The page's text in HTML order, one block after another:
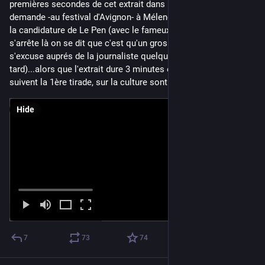
premières secondes de cet extrait dans lequel un journaliste
demande -au festival d'Avignon- à Mélenchon ce qu'il pense de
la candidature de Le Pen (avec le fameux "je m'en fous"). Si on
s'arrête là on se dit que c'est qu'un gros con arrogant (mais il
s'excuse auprés de la journaliste quelques secondes plus
tard)...alors que l'extrait dure 3 minutes et que les propos qui
suivent la 1ère tirade, sur la culture sont ✨👌
Hide
7 73 74